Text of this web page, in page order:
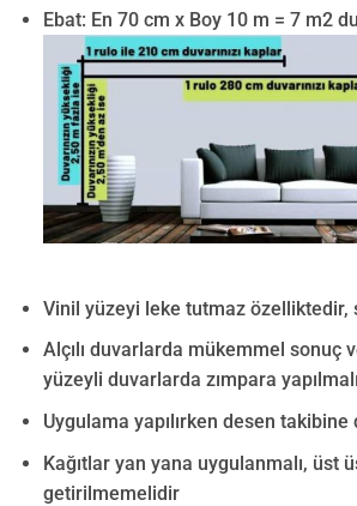
Ebat: En 70 cm x Boy 10 m = 7 m2
Vinil yüzeyi leke tutmaz özelliktedir,
Alçılı duvarlarda mükemmel sonuç
yüzeyli duvarlarda zımpara
Uygulama yapılırken desen
Kağıtlar yan yana uygulanmalı, üst
getirilmemelidir